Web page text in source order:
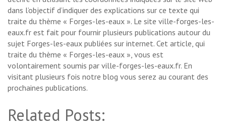
dans l’objectif d’indiquer des explications sur ce texte qui
traite du thème « Forges-les-eaux ». Le site ville-forges-les-
eaux.fr est fait pour fournir plusieurs publications autour du
sujet Forges-les-eaux publiées sur internet. Cet article, qui
traite du thème « Forges-les-eaux », vous est
volontairement soumis par ville-forges-les-eaux.fr. En
visitant plusieurs fois notre blog vous serez au courant des
prochaines publications.
Related Posts: